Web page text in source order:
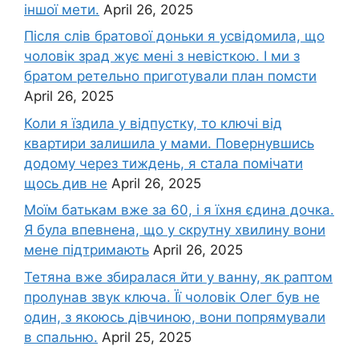
іншої мети. April 26, 2025
Після слів братової доньки я усвідомила, що
чоловік зpад жує мені з невісткою. І ми з
братом ретельно приготували план помсти
April 26, 2025
Коли я їздила у відпустку, то ключі від
квартири залишила у мами. Повернувшись
додому через тиждень, я стала помічати
щось див не April 26, 2025
Моїм батькам вже за 60, і я їхня єдина дочка.
Я була впевнена, що у скрутну хвилину вони
мене підтримають April 26, 2025
Тетяна вже збиралася йти у ванну, як раптом
пролунав звук ключа. Її чоловік Олег був не
один, з якоюсь дівчиною, вони попрямували
в спальню. April 25, 2025